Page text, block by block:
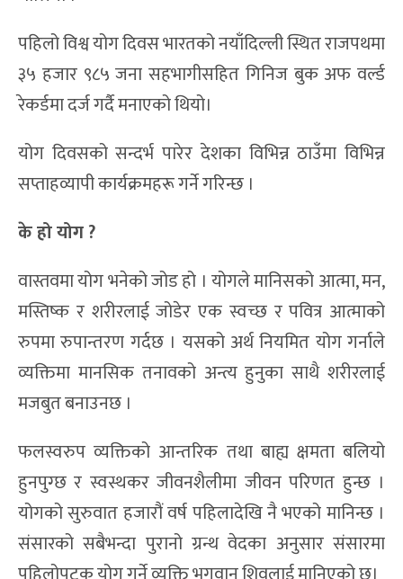
पहिलो विश्व योग दिवस भारतको नयाँदिल्ली स्थित राजपथमा
३५ हजार ९८५ जना सहभागीसहित गिनिज बुक अफ वर्ल्ड
रेकर्डमा दर्ज गर्दै मनाएको थियो।
योग दिवसको सन्दर्भ पारेर देशका विभिन्न ठाउँमा विभिन्न
सप्ताहव्यापी कार्यक्रमहरू गर्ने गरिन्छ ।
के हो योग ?
वास्तवमा योग भनेको जोड हो । योगले मानिसको आत्मा, मन,
मस्तिष्क र शरीरलाई जोडेर एक स्वच्छ र पवित्र आत्माको
रुपमा रुपान्तरण गर्दछ । यसको अर्थ नियमित योग गर्नाले
व्यक्तिमा मानसिक तनावको अन्त्य हुनुका साथै शरीरलाई
मजबुत बनाउनछ ।
फलस्वरुप व्यक्तिको आन्तरिक तथा बाह्य क्षमता बलियो
हुनपुग्छ र स्वस्थकर जीवनशैलीमा जीवन परिणत हुन्छ ।
योगको सुरुवात हजारौं वर्ष पहिलादेखि नै भएको मानिन्छ ।
संसारको सबैभन्दा पुरानो ग्रन्थ वेदका अनुसार संसारमा